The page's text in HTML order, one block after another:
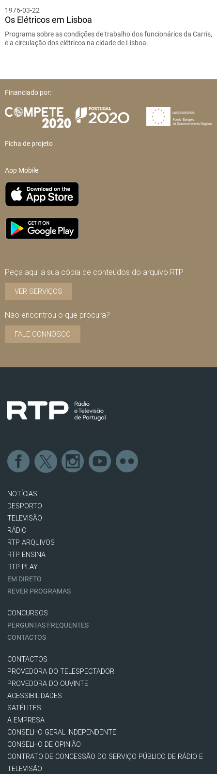
1976-03-22
Os Elétricos em Lisboa
Programa sobre as condições de trabalho dos funcionários da Carris,
e a circulação dos elétricos na cidade de Lisboa.
Financiado por:
Ficha de projeto
App Mobile
Peça aqui a sua cópia de conteúdos do arquivo RTP
VER SERVIÇOS
Não encontrou o que procura?
FALE CONNOSCO
NOTÍCIAS
DESPORTO
TELEVISÃO
RÁDIO
RTP ARQUIVOS
RTP ENSINA
RTP PLAY
EM DIRETO
REVER PROGRAMAS
CONCURSOS
PERGUNTAS FREQUENTES
CONTACTOS
CONTACTOS
PROVEDORA DO TELESPECTADOR
PROVEDORA DO OUVINTE
ACESSIBILIDADES
SATÉLITES
A EMPRESA
CONSELHO GERAL INDEPENDENTE
CONSELHO DE OPINIÃO
CONTRATO DE CONCESSÃO DO SERVIÇO PÚBLICO DE RÁDIO E
TELEVISÃO